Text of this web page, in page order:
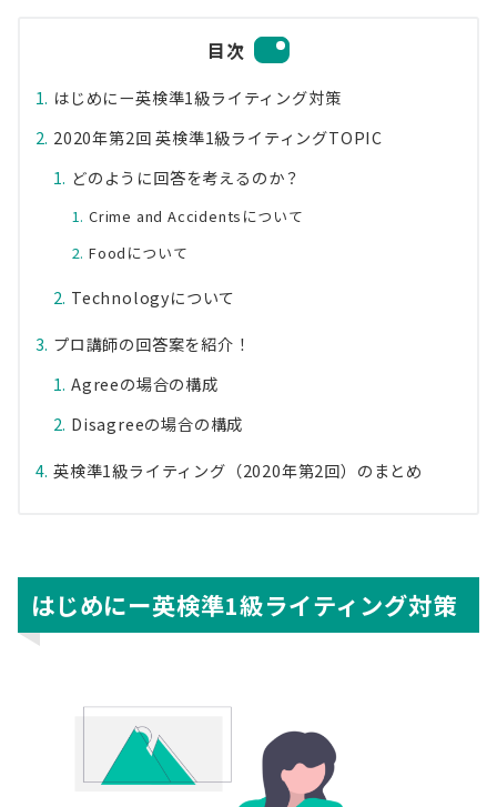
目次
はじめにー英検準1級ライティング対策
2020年第2回 英検準1級ライティングTOPIC
どのように回答を考えるのか？
Crime and Accidentsについて
Foodについて
Technologyについて
プロ講師の回答案を紹介！
Agreeの場合の構成
Disagreeの場合の構成
英検準1級ライティング（2020年第2回）のまとめ
はじめにー英検準1級ライティング対策